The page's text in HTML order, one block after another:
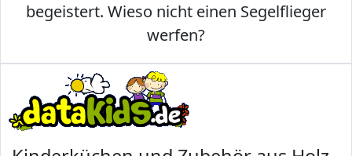
begeistert. Wieso nicht einen Segelflieger
werfen?